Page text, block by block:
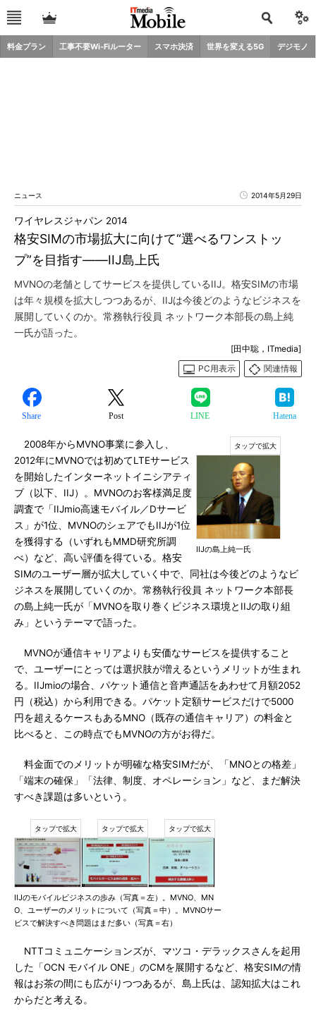
料金プラン 工事不要Wi-Fiルーター スマホ決済 世界を変える5G デジモノ
ニュース 2014年5月29日
格安SIMの市場拡大に向けて“選べるワンストッ
プ”を目指す――IIJ島上氏
ワイヤレスジャパン 2014
MVNOの老舗としてサービスを提供しているIIJ。格安SIMの市場
は年々規模を拡大しつつあるが、IIJは今後どのようなビジネスを
展開していくのか。常務執行役員 ネットワーク本部長の島上純
一氏が語った。
[田中聡，ITmedia]
PC用表示
関連情報
Share Post LINE Hatena
IIJの島上純一氏
2008年からMVNO事業に参入し、
2012年にMVNOでは初めてLTEサービス
を開始したインターネットイニシアティ
ブ（以下、IIJ）。MVNOのお客様満足度
調査で「IIJmio高速モバイル／Dサービ
ス」が1位、MVNOのシェアでもIIJが1位
を獲得する（いずれもMMD研究所調
べ）など、高い評価を得ている。格安
SIMのユーザー層が拡大していく中で、同社は今後どのようなビ
ジネスを展開していくのか。常務執行役員 ネットワーク本部長
の島上純一氏が「MVNOを取り巻くビジネス環境とIIJの取り組
み」というテーマで語った。
MVNOが通信キャリアよりも安価なサービスを提供すること
で、ユーザーにとっては選択肢が増えるというメリットが生まれ
る。IIJmioの場合、パケット通信と音声通話をあわせて月額2052
円（税込）から利用できる。パケット定額サービスだけで5000
円を超えるケースもあるMNO（既存の通信キャリア）の料金と
比べると、この時点でもMVNOの方がお得だ。
料金面でのメリットが明確な格安SIMだが、「MNOとの格差」
「端末の確保」「法律、制度、オペレーション」など、まだ解決
すべき課題は多いという。
IIJのモバイルビジネスの歩み（写真＝左）。MVNO、MN
O、ユーザーのメリットについて（写真＝中）。MVNOサー
ビスで解決すべき問題はまだ多い（写真＝右）
NTTコミュニケーションズが、マツコ・デラックスさんを起用
した「OCN モバイル ONE」のCMを展開するなど、格安SIMの情
報はお茶の間にも広がりつつあるが、島上氏は、認知拡大はこれ
からだと考える。